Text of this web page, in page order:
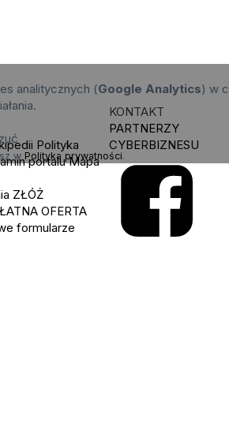
analitycznych (Google Analytics) w
w Polityka prywatności.
Polityka
portalu Mapa
ZŁÓŻ
OFERTA
formularze
KONTAKT
PARTNERZY
CYBERBIZNESU